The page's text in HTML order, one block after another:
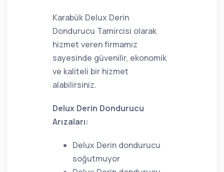
Karabük Delux Derin
Dondurucu Tamircisi olarak
hizmet veren firmamız
sayesinde güvenilir, ekonomik
ve kaliteli bir hizmet
alabilirsiniz.
Delux Derin Dondurucu
Arızaları:
Delux Derin dondurucu
soğutmuyor